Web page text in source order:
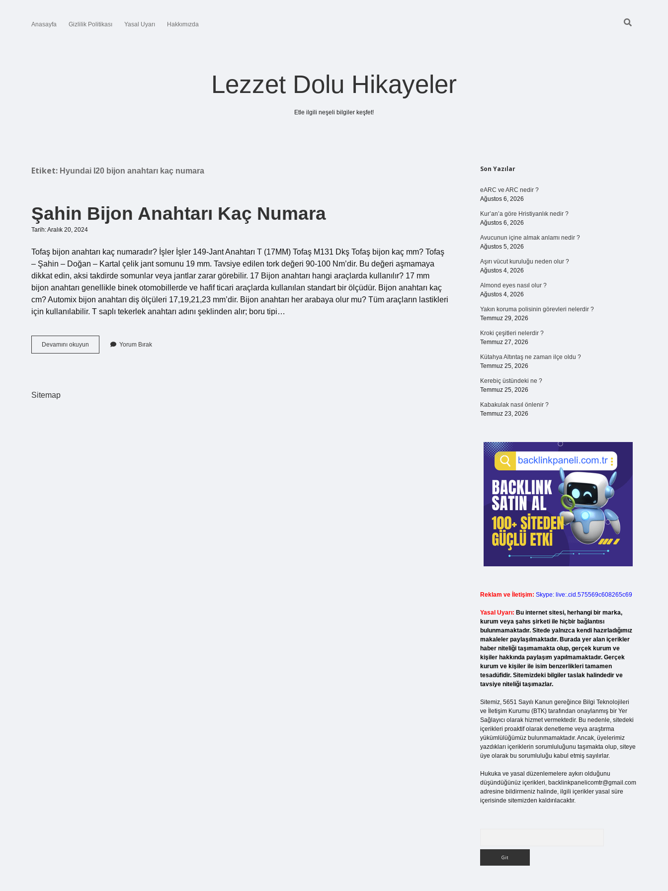
Anasayfa Gizlilik Politikası Yasal Uyarı Hakkımızda
Lezzet Dolu Hikayeler
Etle ilgili neşeli bilgiler keşfet!
Etiket: Hyundai I20 bijon anahtarı kaç numara
Şahin Bijon Anahtarı Kaç Numara
Tarih: Aralık 20, 2024
Tofaş bijon anahtarı kaç numaradır? İşler İşler 149-Jant Anahtarı T (17MM) Tofaş M131 Dkş Tofaş bijon kaç mm? Tofaş
– Şahin – Doğan – Kartal çelik jant somunu 19 mm. Tavsiye edilen tork değeri 90-100 Nm’dir. Bu değeri aşmamaya
dikkat edin, aksi takdirde somunlar veya jantlar zarar görebilir. 17 Bijon anahtarı hangi araçlarda kullanılır? 17 mm
bijon anahtarı genellikle binek otomobillerde ve hafif ticari araçlarda kullanılan standart bir ölçüdür. Bijon anahtarı kaç
cm? Automix bijon anahtarı diş ölçüleri 17,19,21,23 mm’dir. Bijon anahtarı her arabaya olur mu? Tüm araçların lastikleri
için kullanılabilir. T saplı tekerlek anahtarı adını şeklinden alır; boru tipi…
Devamını okuyun
Bijon
Yorum Bırak
Sitemap
Sidebar
Son Yazılar
eARC ve ARC nedir ?
Ağustos 6, 2026
Kur’an’a göre Hristiyanlık nedir ?
Ağustos 6, 2026
Avucunun içine almak anlamı nedir ?
Ağustos 5, 2026
Aşırı vücut kuruluğu neden olur ?
Ağustos 4, 2026
Almond eyes nasıl olur ?
Ağustos 4, 2026
Yakın koruma polisinin görevleri nelerdir ?
Temmuz 29, 2026
Kroki çeşitleri nelerdir ?
Temmuz 27, 2026
Kütahya Altıntaş ne zaman ilçe oldu ?
Temmuz 25, 2026
Kerebiç üstündeki ne ?
Temmuz 25, 2026
Kabakulak nasıl önlenir ?
Temmuz 23, 2026
Reklam ve İletişim: Skype: live:.cid.575569c608265c69
Yasal Uyarı: Bu internet sitesi, herhangi bir marka,
kurum veya şahıs şirketi ile hiçbir bağlantısı
bulunmamaktadır. Sitede yalnızca kendi hazırladığımız
makaleler paylaşılmaktadır. Burada yer alan içerikler
haber niteliği taşımamakta olup, gerçek kurum ve
kişiler hakkında paylaşım yapılmamaktadır. Gerçek
kurum ve kişiler ile isim benzerlikleri tamamen
tesadüfidir. Sitemizdeki bilgiler taslak halindedir ve
tavsiye niteliği taşımazlar.
Sitemiz, 5651 Sayılı Kanun gereğince Bilgi Teknolojileri
ve İletişim Kurumu (BTK) tarafından onaylanmış bir Yer
Sağlayıcı olarak hizmet vermektedir. Bu nedenle, sitedeki
içerikleri proaktif olarak denetleme veya araştırma
yükümlülüğümüz bulunmamaktadır. Ancak, üyelerimiz
yazdıkları içeriklerin sorumluluğunu taşımakta olup, siteye
üye olarak bu sorumluluğu kabul etmiş sayılırlar.
Hukuka ve yasal düzenlemelere aykırı olduğunu
düşündüğünüz içerikleri, backlinkpanelicomtr@gmail.com
adresine bildirmeniz halinde, ilgili içerikler yasal süre
içerisinde sitemizden kaldırılacaktır.